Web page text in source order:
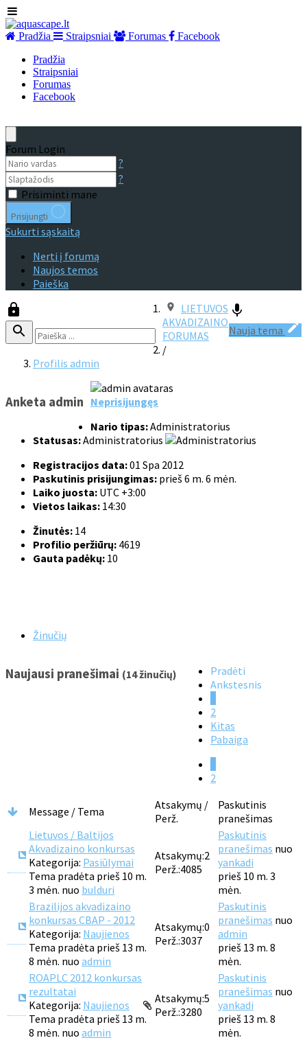
Pradžia Straipsniai Forumas
Facebook
Pradžia
Straipsniai
Forumas
Facebook
Forum Login
?
?
Prisiminti mane
Prisijungti
Sukurti sąskaitą
Nerti į forumą
Naujos temos
Paieška
Nauja tema
LIETUVOS
AKVADIZAINO
FORUMAS
/
Profilis admin
Anketa admin Neprisijungęs
Nario tipas:Administratorius
Statusas:Administratorius
Registracijos data:01 Spa 2012
Paskutinis prisijungimas: prieš 6 m. 6 mėn.
Laiko juosta: UTC +3:00
Vietos laikas: 14:30
Žinutės: 14
Profilio peržiūrų: 4619
Gauta padėkų: 10
Žinučių
Naujausi pranešimai (14 žinučių)
Pradėti
Ankstesnis
2
Kitas
Pabaiga
2
Message / Tema
Atsakymų /
Perž.
Paskutinis
pranešimas
Lietuvos / Baltijos
Akvadizaino konkursas
Kategorija: Pasiūlymai
Tema pradėta prieš 10 m.
3 mėn. nuo bulduri
Atsakymų:2
Perž.:4085
Paskutinis
pranešimas nuo
yankadi
prieš 10 m. 3
mėn.
Brazilijos akvadizaino
konkursas CBAP - 2012
Kategorija: Naujienos
Tema pradėta prieš 13 m.
8 mėn. nuo admin
Atsakymų:0
Perž.:3037
Paskutinis
pranešimas nuo
admin
prieš 13 m. 8
mėn.
ROAPLC 2012 konkursas
rezultatai
Kategorija: Naujienos
Tema pradėta prieš 13 m.
8 mėn. nuo admin
Atsakymų:5
Perž.:3280
Paskutinis
pranešimas nuo
yankadi
prieš 13 m. 8
mėn.